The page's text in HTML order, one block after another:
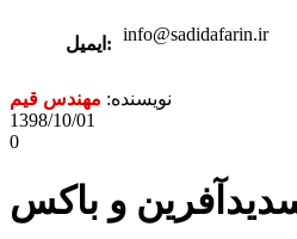
ایمیل: info@sadidafarin.ir
نویسنده: مهندس قیم
1398/10/01
0
و باکس